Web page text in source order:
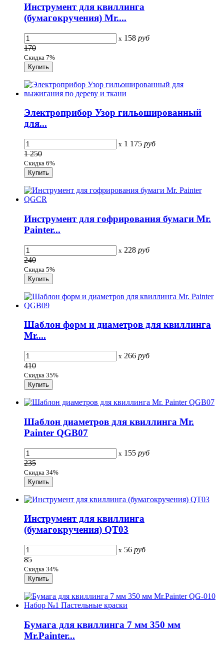
Инструмент для квиллинга
(бумагокручения) Mr....
x 158 руб
170
Скидка 7%
Электроприбор Узор гильошированный
для...
x 1 175 руб
1 250
Скидка 6%
Инструмент для гофрирования бумаги Mr.
Painter...
x 228 руб
240
Скидка 5%
Шаблон форм и диаметров для квиллинга
Mr....
x 266 руб
410
Скидка 35%
Шаблон диаметров для квиллинга Mr.
Painter QGB07
x 155 руб
235
Скидка 34%
Инструмент для квиллинга
(бумагокручения) QT03
x 56 руб
85
Скидка 34%
Бумага для квиллинга 7 мм 350 мм
Mr.Painter...